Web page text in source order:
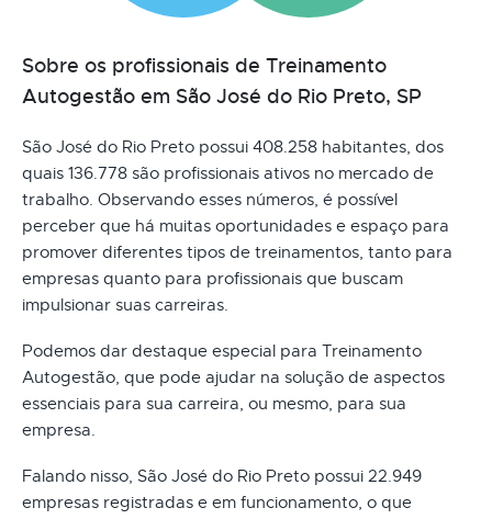
Sobre os profissionais de Treinamento
Autogestão em São José do Rio Preto, SP
São José do Rio Preto possui 408.258 habitantes, dos
quais 136.778 são profissionais ativos no mercado de
trabalho. Observando esses números, é possível
perceber que há muitas oportunidades e espaço para
promover diferentes tipos de treinamentos, tanto para
empresas quanto para profissionais que buscam
impulsionar suas carreiras.
Podemos dar destaque especial para Treinamento
Autogestão, que pode ajudar na solução de aspectos
essenciais para sua carreira, ou mesmo, para sua
empresa.
Falando nisso, São José do Rio Preto possui 22.949
empresas registradas e em funcionamento, o que